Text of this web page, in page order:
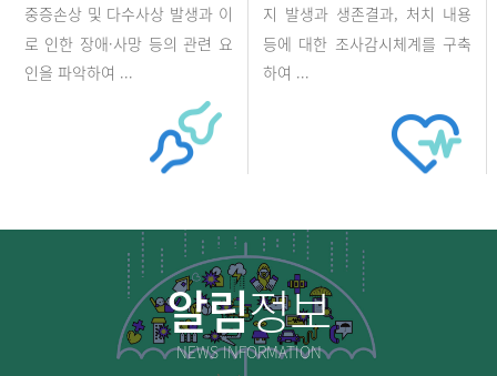
중증손상 및 다수사상 발생과 이
로 인한 장애·사망 등의 관련 요
인을 파악하여 ...
지 발생과 생존결과, 처치 내용
등에 대한 조사감시체계를 구축
하여 ...
알림정보
NEWS INFORMATION